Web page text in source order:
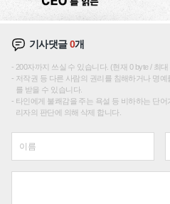
기사댓글0개
200자까지 쓰실 수 있습니다. (현재 0 byte / 최대
저작권 등 다른 사람의 권리를 침해하거나 명
를 받을 수 있습니다.
타인에게 불쾌감을 주는 욕설 등 비하하는 단
리자의 판단에 의해 삭제 합니다.